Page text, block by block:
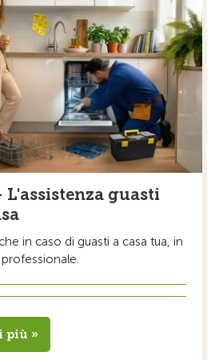
L'assistenza guasti
in caso di guasti a casa tua, in
più »